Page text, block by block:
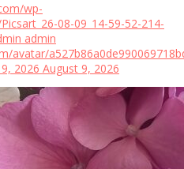
wp-
08-09_14-59-52-214-
admin
avatar/
2026 August 9, 2026